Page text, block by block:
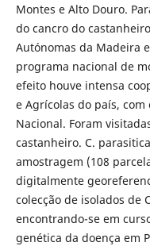
Montes e Alto Douro.
do cancro do
Autónomas da Madeira
programa nacional de
efeito houve intensa
e Agrícolas do país, com
Nacional. Foram
castanheiro. C.
amostragem (108
digitalmente
colecção de isolados de
encontrando-se em
genética da doença em